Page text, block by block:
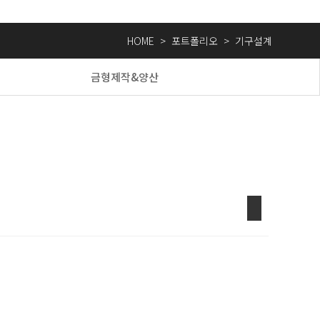
HOME > 포트폴리오 > 기구설계
금형제작&양산